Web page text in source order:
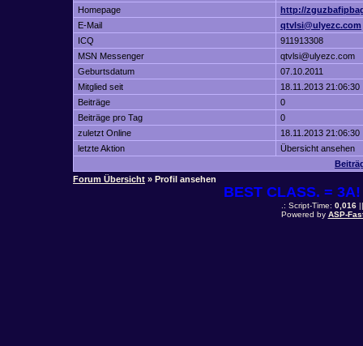
Homepage
http://
E-Mail
qtvlsi@ulyezc.com
ICQ
911913308
MSN Messenger
qtvlsi@ulyezc.com
Geburtsdatum
07.10.2011
Mitglied seit
18.11.2013 21:06:30
Beiträge
0
Beiträge pro Tag
0
zuletzt Online
18.11.2013 21:06:30
letzte Aktion
Übersicht ansehen
Forum Übersicht » Profil ansehen
BEST CLASS. =
.: Script-Time: 0,016
Powered by ASP-